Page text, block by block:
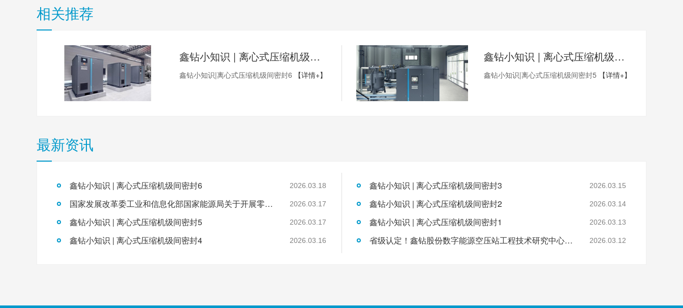
相关推荐
鑫钻小知识 | 离心式压缩机级间密封6
鑫钻小知识|离心式压缩机级间密封6 【详情+】
鑫钻小知识 | 离心式压缩机级间密封5
鑫钻小知识|离心式压缩机级间密封5 【详情+】
最新资讯
鑫钻小知识 | 离心式压缩机级间密封6 2026.03.18
国家发展改革委工业和信息化部国家能源局关于开展零碳园区建设的通知 2026.03.17
鑫钻小知识 | 离心式压缩机级间密封5 2026.03.17
鑫钻小知识 | 离心式压缩机级间密封4 2026.03.16
鑫钻小知识 | 离心式压缩机级间密封3 2026.03.15
鑫钻小知识 | 离心式压缩机级间密封2 2026.03.14
鑫钻小知识 | 离心式压缩机级间密封1 2026.03.13
省级认定！鑫钻股份数字能源空压站工程技术研究中心正式获批 2026.03.12